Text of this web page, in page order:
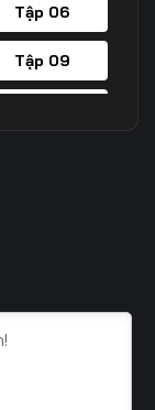
Tập 06
Tập 09